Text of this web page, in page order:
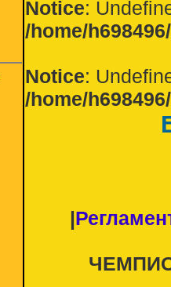
Notice:
/home/
Notice:
/home/
|